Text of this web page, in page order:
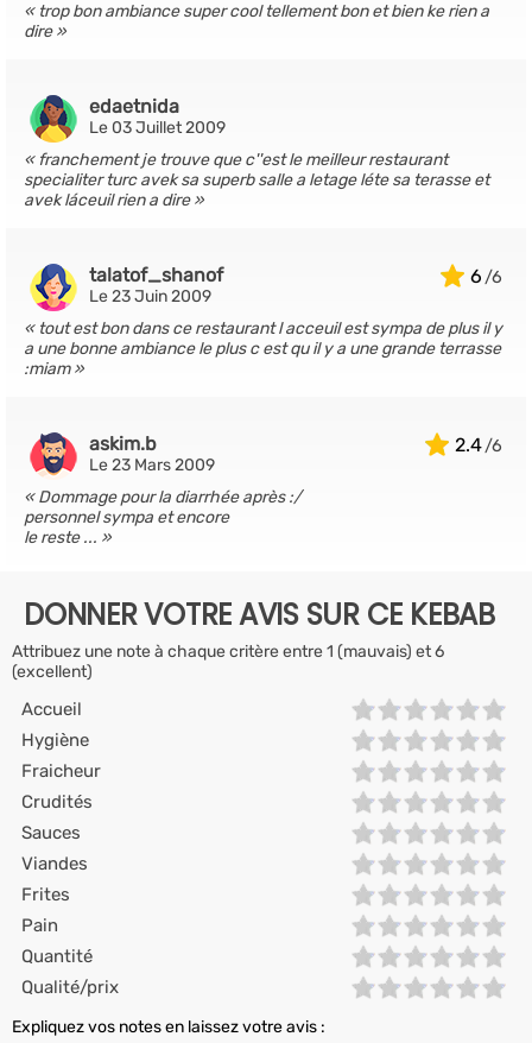
trop bon ambiance super cool tellement bon et bien ke rien a
dire
edaetnida
Le 03 Juillet 2009
franchement je trouve que c''est le meilleur restaurant
specialiter turc avek sa superb salle a letage léte sa terasse et
avek láceuil rien a dire
6
talatof_shanof
Le 23 Juin 2009
tout est bon dans ce restaurant l acceuil est sympa de plus il y
a une bonne ambiance le plus c est qu il y a une grande terrasse
:miam
2.4
askim.b
Le 23 Mars 2009
Dommage pour la diarrhée après :/
personnel sympa et encore
le reste ...
DONNER VOTRE AVIS SUR CE KEBAB
Attribuez une note à chaque critère entre 1 (mauvais) et 6
(excellent)
Accueil
Hygiène
Fraicheur
Crudités
Sauces
Viandes
Frites
Pain
Quantité
Qualité/prix
Expliquez vos notes en laissez votre avis :